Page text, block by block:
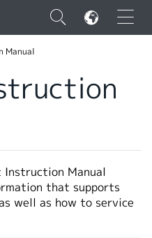
×
Manual
Instruction Manual
that supports
well as how to service